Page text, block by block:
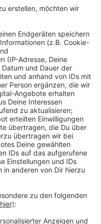
von Montpellier
Keepers, ebenfalls
für die